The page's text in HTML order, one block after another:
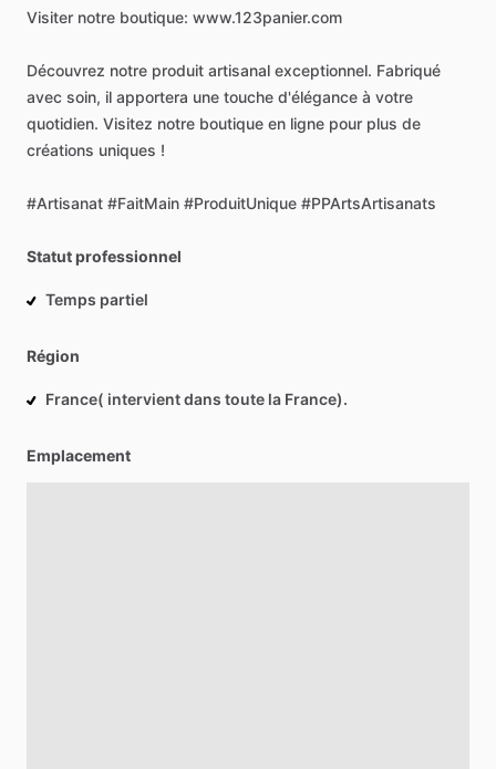
Visiter notre boutique: www.123panier.com
Découvrez notre produit artisanal exceptionnel. Fabriqué
avec soin, il apportera une touche d'élégance à votre
quotidien. Visitez notre boutique en ligne pour plus de
créations uniques !
#Artisanat #FaitMain #ProduitUnique #PPArtsArtisanats
Statut professionnel
Temps partiel
Région
France( intervient dans toute la France).
Emplacement